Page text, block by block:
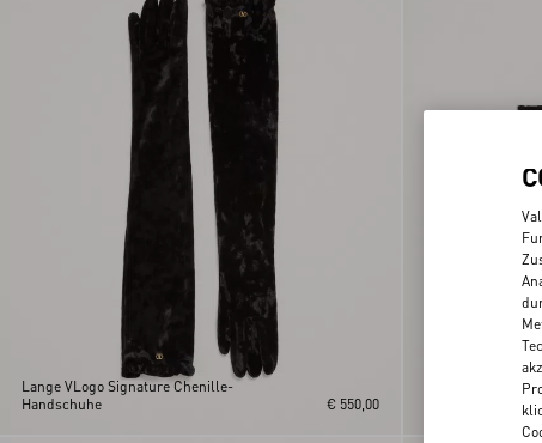
Lange VLogo Signature Chenille-
Handschuhe
€ 550,00
VLogo Signature
Spitze Und Leder